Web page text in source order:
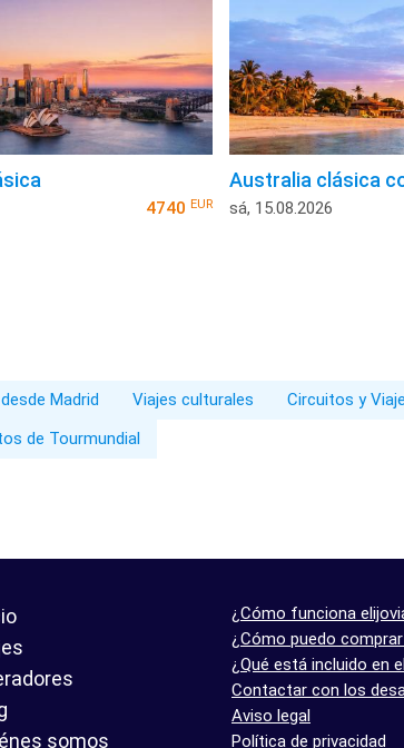
4740 EUR
Australia clásica
sá, 15.08.2026
Madrid Viajes culturales Circuitos y
de Tourmundial
somos
¿Cómo funciona
¿Cómo puedo
¿Qué está incluido en
Contactar con los
Aviso legal
Política de privacidad